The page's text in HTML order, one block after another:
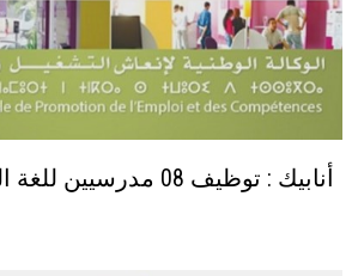
أنابيك : توظيف 08 مدرسيين للغة الفرنسية بالناظور